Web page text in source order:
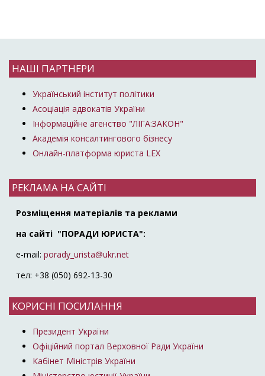
НАШІ ПАРТНЕРИ
Український інститут політики
Асоціація адвокатів України
Інформаційне агенство "ЛІГА:ЗАКОН"
Академія консалтингового бізнесу
Онлайн-платформа юриста LEX
РЕКЛАМА НА САЙТІ
Розміщення матеріалів та реклами
на сайті "ПОРАДИ ЮРИСТА":
e-mail: porady_urista@ukr.net
тел: +38 (050) 692-13-30
КОРИСНІ ПОСИЛАННЯ
Президент України
Офіційний портал Верховної Ради України
Кабінет Міністрів України